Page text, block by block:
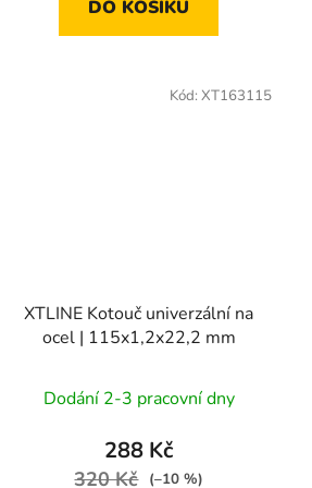
DO KOŠÍKU
XTLINE Kotouč univerzální na
ocel | 115x1,2x22,2 mm
Dodání 2-3 pracovní dny
288 Kč
320 Kč (–10 %)
Kód: XT163115